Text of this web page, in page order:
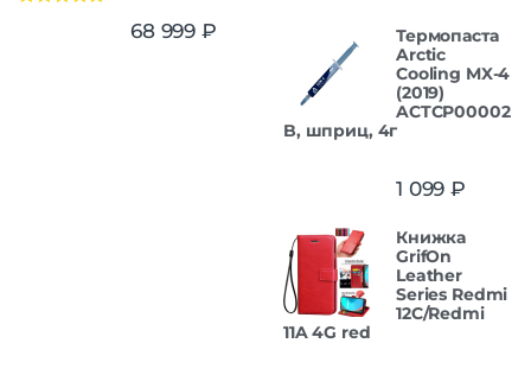
68 999 ₽
Термопаста
Arctic
Cooling MX-4
(2019)
ACTCP00002
B, шприц, 4г
1 099 ₽
Книжка
GrifOn
Leather
Series Redmi
12C/Redmi
11A 4G red